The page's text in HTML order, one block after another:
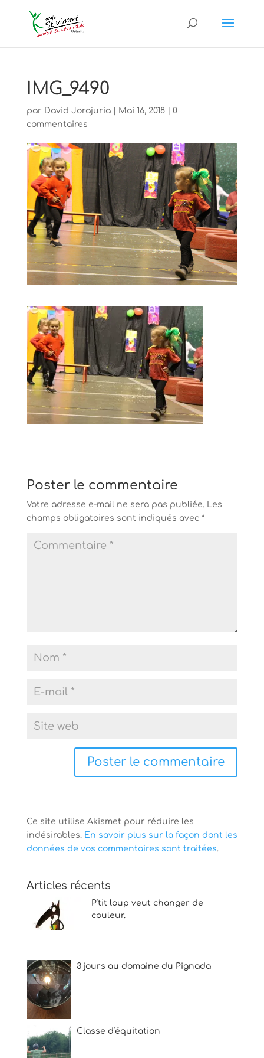
IMG_9490
par David Jorajuria| Mai 16, 2018| 0
commentaires
Poster le commentaire
Votre adresse e-mail ne sera pas publiée. Les
champs obligatoires sont indiqués avec *
Ce site utilise Akismet pour réduire les
indésirables. En savoir plus sur la façon dont les
données de vos commentaires sont traitées.
Articles récents
P’tit loup veut changer de
couleur.
3 jours au domaine du Pignada
Classe d’équitation